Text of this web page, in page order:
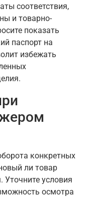
соответствия,
и товарно-
показать
паспорт на
избежать
конкретных
ли товар
Уточните условия
осмотра